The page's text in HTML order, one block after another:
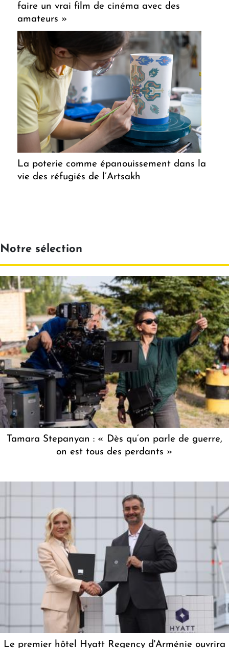
faire un vrai film de cinéma avec des
amateurs »
La poterie comme épanouissement dans la
vie des réfugiés de l’Artsakh
Notre sélection
Tamara Stepanyan : « Dès qu’on parle de guerre,
on est tous des perdants »
Le premier hôtel Hyatt Regency d'Arménie ouvrira